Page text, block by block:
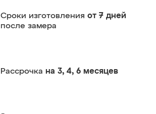
Сроки изготовления от 7 дней
после замера
Рассрочка на 3, 4, 6 месяцев